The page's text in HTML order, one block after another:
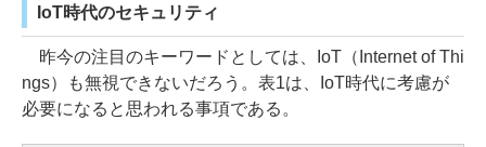
IoT時代のセキュリティ
昨今の注目のキーワードとしては、IoT（Internet of Thi
ngs）も無視できないだろう。表1は、IoT時代に考慮が
必要になると思われる事項である。